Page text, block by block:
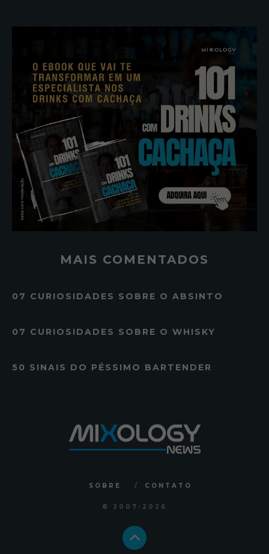
MAIS COMENTADOS
07 CURIOSIDADES SOBRE O ABSINTO
07 CURIOSIDADES SOBRE O WHISKY
50 SINAIS DO PÉSSIMO BARTENDER
SOBRE CONTATO
© 2007 -2026